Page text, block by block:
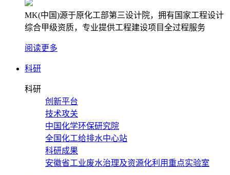
MK(中国)源于原化工部第三设计院，拥有国家工程设计
综合甲级资质，专业提供工程建设项目全过程服务
阅读更多
科研
科研
创新平台
技术攻关
中国化学环保研究院
全国化工给排水中心站
科研成果
安徽省工业废水治理及资源化利用重点实验室